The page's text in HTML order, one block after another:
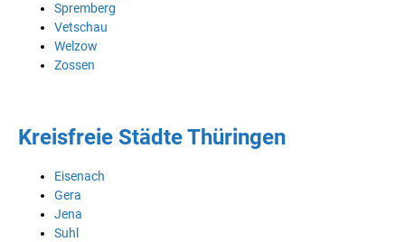
Spremberg
Vetschau
Welzow
Zossen
Kreisfreie Städte Thüringen
Eisenach
Gera
Jena
Suhl